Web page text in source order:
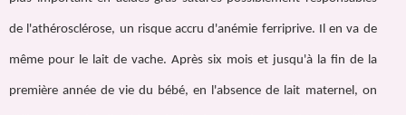
de l'athérosclérose, un risque accru d'anémie ferriprive. Il en va de
même pour le lait de vache. Après six mois et jusqu'à la fin de la
première année de vie du bébé, en l'absence de lait maternel, on